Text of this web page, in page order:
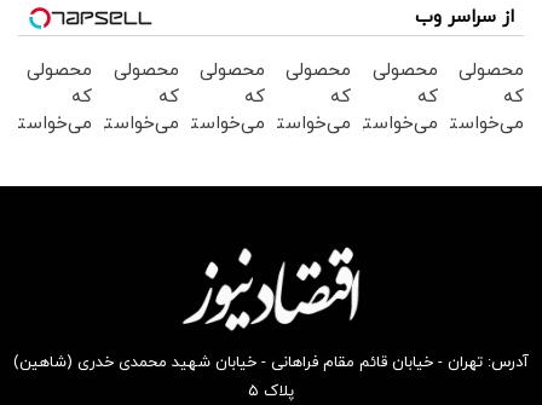
از سراسر وب
محصولی
که
می‌خواستی
محصولی
که
می‌خواستی
محصولی
که
می‌خواستی
بخر !
محصولی
که
می‌خواستی
بخر !
محصولی
که
می‌خواستی
محصولی
که
می‌خواستی
آدرس: تهران - خیابان قائم مقام فراهانی - خیابان شهید محمدی خدری (شاهین)
پلاک ۵